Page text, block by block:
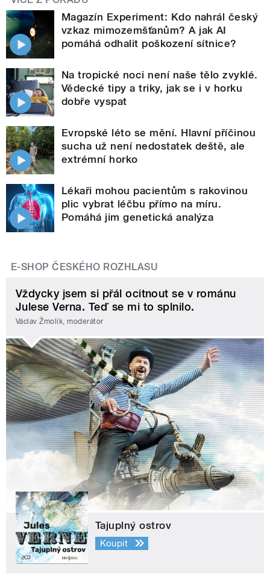
Magazín Experiment: Kdo nahrál český
vzkaz mimozemšťanům? A jak AI
pomáhá odhalit poškození sítnice?
Na tropické noci není naše tělo zvyklé.
Vědecké tipy a triky, jak se i v horku
dobře vyspat
Evropské léto se mění. Hlavní příčinou
sucha už není nedostatek deště, ale
extrémní horko
Lékaři mohou pacientům s rakovinou
plic vybrat léčbu přímo na míru.
Pomáhá jim genetická analýza
E-SHOP ČESKÉHO ROZHLASU
Vždycky jsem si přál ocitnout se v románu
Julese Verna. Teď se mi to splnilo.
Václav Žmolík, moderátor
Tajuplný ostrov
Koupit